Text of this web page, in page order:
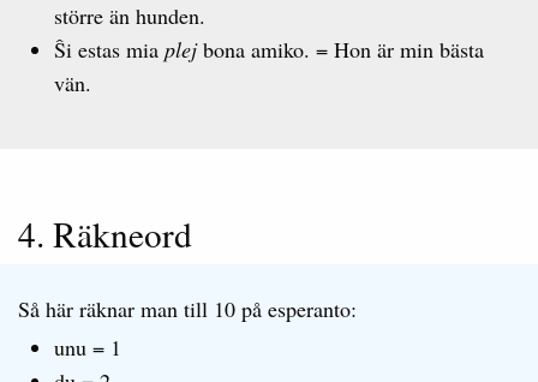
större än hunden.
Ŝi estas mia plejbona amiko. = Hon är min bästa
vän.
4. Räkneord
Så här räknar man till 10 på esperanto:
unu = 1